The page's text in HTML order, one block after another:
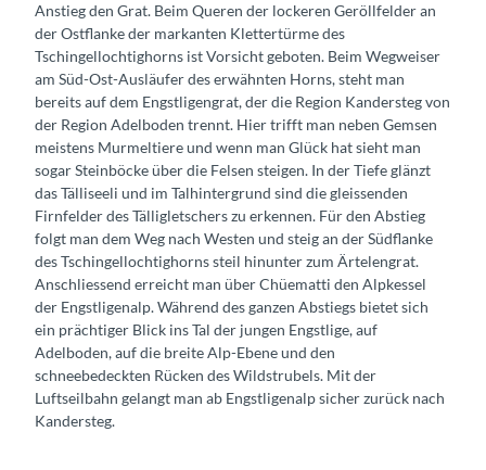
Anstieg den Grat. Beim Queren der lockeren Geröllfelder an
der Ostflanke der markanten Klettertürme des
Tschingellochtighorns ist Vorsicht geboten. Beim Wegweiser
am Süd-Ost-Ausläufer des erwähnten Horns, steht man
bereits auf dem Engstligengrat, der die Region Kandersteg von
der Region Adelboden trennt. Hier trifft man neben Gemsen
meistens Murmeltiere und wenn man Glück hat sieht man
sogar Steinböcke über die Felsen steigen. In der Tiefe glänzt
das Tälliseeli und im Talhintergrund sind die gleissenden
Firnfelder des Tälligletschers zu erkennen. Für den Abstieg
folgt man dem Weg nach Westen und steig an der Südflanke
des Tschingellochtighorns steil hinunter zum Ärtelengrat.
Anschliessend erreicht man über Chüematti den Alpkessel
der Engstligenalp. Während des ganzen Abstiegs bietet sich
ein prächtiger Blick ins Tal der jungen Engstlige, auf
Adelboden, auf die breite Alp-Ebene und den
schneebedeckten Rücken des Wildstrubels. Mit der
Luftseilbahn gelangt man ab Engstligenalp sicher zurück nach
Kandersteg.